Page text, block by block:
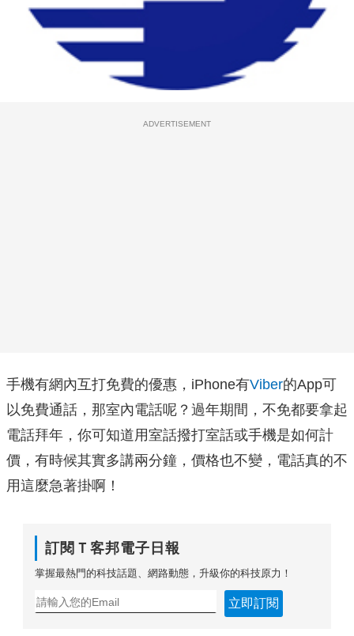
ADVERTISEMENT
手機有網內互打免費的優惠，iPhone有Viber的App可
以免費通話，那室內電話呢？過年期間，不免都要拿起
電話拜年，你可知道用室話撥打室話或手機是如何計
價，有時候其實多講兩分鐘，價格也不變，電話真的不
用這麼急著掛啊！
訂閱Ｔ客邦電子日報
掌握最熱門的科技話題、網路動態，升級你的科技原力！
立即訂閱